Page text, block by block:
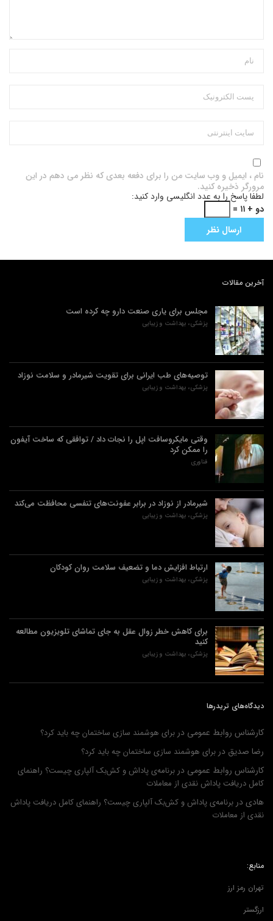
نام ، ایمیل و وب سایت من را برای دفعه بعدی که نظر می دهم در این
مرورگر ذخیره کنید.
لطفا پاسخ را به عدد انگلیسی وارد کنید:
دو + ۱۱ =
آخرین مقالات
مجلس برای یاری صنعت دارو چه کرده است
پزشکی، بهداشت و زیبایی
توصیه‌های طب ایرانی برای تقویت شیرمادر و سلامت نوزاد
پزشکی، بهداشت و زیبایی
وقتی مایکروسافت اپل را نجات داد / توافقی که ساخت آیفون
را ممکن کرد
فناوری
شیرمادر از نوزاد در برابر عفونت‌های تنفسی محافظت می‌کند
پزشکی، بهداشت و زیبایی
ارتباط افزایش دما و تضعیف سلامت روان کودکان
پزشکی، بهداشت و زیبایی
برای کاهش خطر زوال عقل به جای تماشای تلویزیون مطالعه
کنید
پزشکی، بهداشت و زیبایی
دیدگاه‌های تریدرها
کارشناس روابط عمومی در برای هوشمند سازی ساختمان چه باید کرد؟
رضا صدیق در برای هوشمند سازی ساختمان چه باید کرد؟
کارشناس روابط عمومی در برنامه‌ی پاداش و کش‌بک آلپاری چیست؟ راهنمای
کامل دریافت پاداش نقدی از معاملات
هادی در برنامه‌ی پاداش و کش‌بک آلپاری چیست؟ راهنمای کامل دریافت پاداش
نقدی از معاملات
منابع:
تهران رمز ارز
ارزگستر